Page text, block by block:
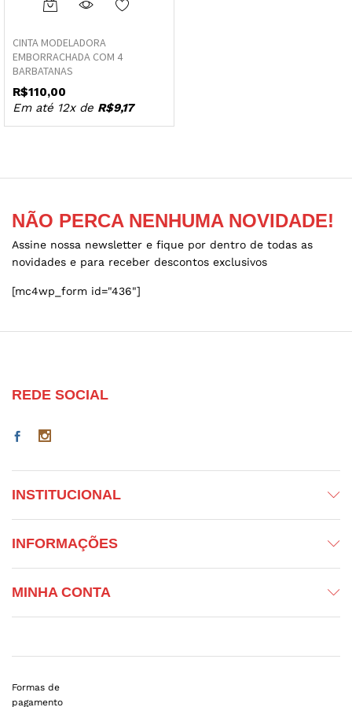
This
has
multiple
options
product
CINTA MODELADORA
EMBORRACHADA COM 4
BARBATANAS
R$110,00
Em até 12x de R$9,17
NÃO PERCA NENHUMA NOVIDADE!
Assine nossa newsletter e fique por dentro de todas as
novidades e para receber descontos exclusivos
[mc4wp_form id="436"]
REDE SOCIAL
INSTITUCIONAL
INFORMAÇÕES
MINHA CONTA
Formas de
pagamento